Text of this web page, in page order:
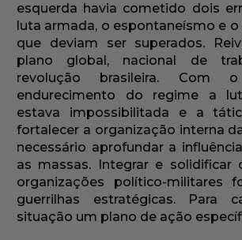
esquerda havia cometido dois
luta armada, o espontaneísmo e
que deviam ser superados.
plano global, nacional de
revolução brasileira.
endurecimento do regime a
estava impossibilitada e a
fortalecer a organização interna
necessário aprofundar a
as massas. Integrar e solidificar
organizações político-militares
guerrilhas estratégicas. Para
situação um plano de ação